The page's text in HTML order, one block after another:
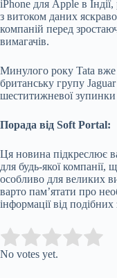
iPhone для Apple в
з витоком даних
компаній перед
вимагачів.
Минулого року Tata вже
британську групу
шеститижневої
Порада від Soft Portal:
Ця новина підкреслює
для будь-якої
особливо для великих
варто пам’ятати про
інформації від подібних
Rate this item:
No votes yet.